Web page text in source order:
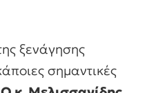
ξενάγησης
σημαντικές